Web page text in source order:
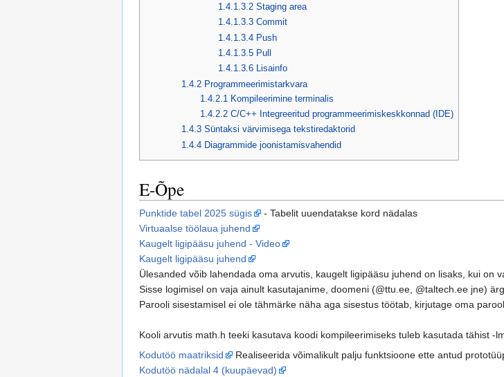
1.4.1.3.2 Staging area
1.4.1.3.3 Commit
1.4.1.3.4 Push
1.4.1.3.5 Pull
1.4.1.3.6 Lisainfo
1.4.2 Programmeerimistarkvara
1.4.2.1 Kompileerimine terminalis
1.4.2.2 C/C++ Integreeritud programmeerimiskeskkonnad (IDE)
1.4.3 Süntaksi värvimisega tekstiredaktorid
1.4.4 Diagrammide joonistamisvahendid
E-Õpe
Punktide tabel 2025 sügis
- Tabelit uuendatakse kord nädalas
Virtuaalse töölaua juhend
Kaugelt ligipääsu juhend - Video
Kaugelt ligipääsu juhend
Ülesanded võib lahendada oma arvutis, kaugelt ligipääsu juhend on lisaks, kui on
Sisse logimisel on vaja ainult kasutajanime, doomeni (@ttu.ee, @taltech.ee jne)
Parooli sisestamisel ei ole tähmärke näha aga sisestus töötab, kirjutage oma
Kooli arvutis math.h teeki kasutava koodi kompileerimiseks tuleb kasutada tähist -
Kodutöö maatriksid
Realiseerida võimalikult palju funktsioone ette antud
Kodutöö nädalal 4 (kuupäevad)